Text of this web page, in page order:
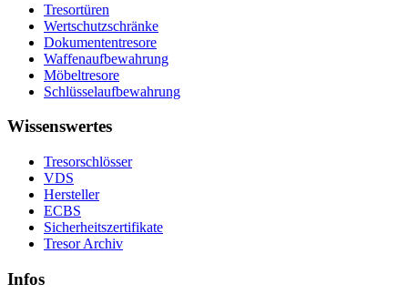
Tresortüren
Wertschutzschränke
Dokumententresore
Waffenaufbewahrung
Möbeltresore
Schlüsselaufbewahrung
Wissenswertes
Tresorschlösser
VDS
Hersteller
ECBS
Sicherheitszertifikate
Tresor Archiv
Infos